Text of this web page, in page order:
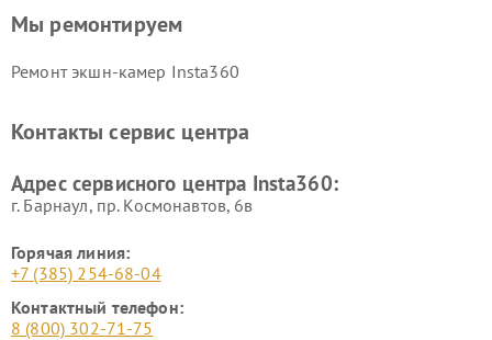
Мы ремонтируем
Ремонт экшн-камер Insta360
Контакты сервис центра
Адрес сервисного центра Insta360:
г. Барнаул, ​пр. Космонавтов, 6в
Горячая линия:
+7 (385) 254-68-04
Контактный телефон:
8 (800) 302-71-75